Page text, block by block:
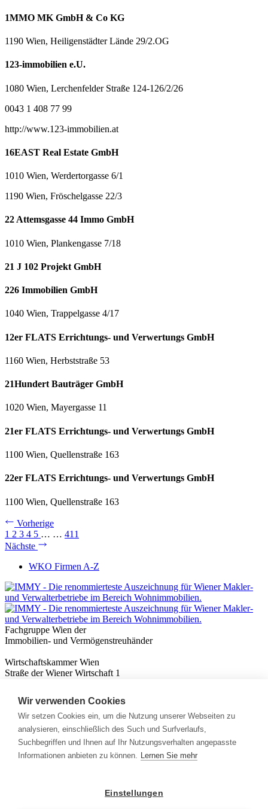
1MMO MK GmbH & Co KG
1190 Wien, Heiligenstädter Lände 29/2.OG
123-immobilien e.U.
1080 Wien, Lerchenfelder Straße 124-126/2/26
0043 1 408 77 99
http://www.123-immobilien.at
16EAST Real Estate GmbH
1010 Wien, Werdertorgasse 6/1
1190 Wien, Fröschelgasse 22/3
22 Attemsgasse 44 Immo GmbH
1010 Wien, Plankengasse 7/18
21 J 102 Projekt GmbH
226 Immobilien GmbH
1040 Wien, Trappelgasse 4/17
12er FLATS Errichtungs- und Verwertungs GmbH
1160 Wien, Herbststraße 53
21Hundert Bauträger GmbH
1020 Wien, Mayergasse 11
21er FLATS Errichtungs- und Verwertungs GmbH
1100 Wien, Quellenstraße 163
22er FLATS Errichtungs- und Verwertungs GmbH
1100 Wien, Quellenstraße 163
Vorherige
1 2 3 4 5 … … 411
Nächste
WKO Firmen A-Z
Fachgruppe Wien der
Immobilien- und Vermögenstreuhänder
Wirtschaftskammer Wien
Straße der Wiener Wirtschaft 1
Nützliches
Immobilienwissen
Formulare & Rechner
Expert:innen
Info
Wir verwenden Cookies
Wir setzen Cookies ein, um die Nutzung unserer Webseiten zu
analysieren, einschließlich des Such und Surfverlaufs,
Suchbegriffen und Ihnen auf Ihr Nutzungsverhalten angepasste
Informationen anbieten zu können. Lernen Sie mehr
Einstellungen